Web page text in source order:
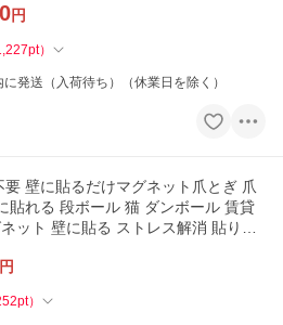
円
pt）
発送（入荷待ち）（休業日を除く）
要 壁に貼るだけマグネット爪とぎ 爪
貼れる 段ボール 猫 ダンボール 賃貸
トレス解消 貼り付
円
pt）